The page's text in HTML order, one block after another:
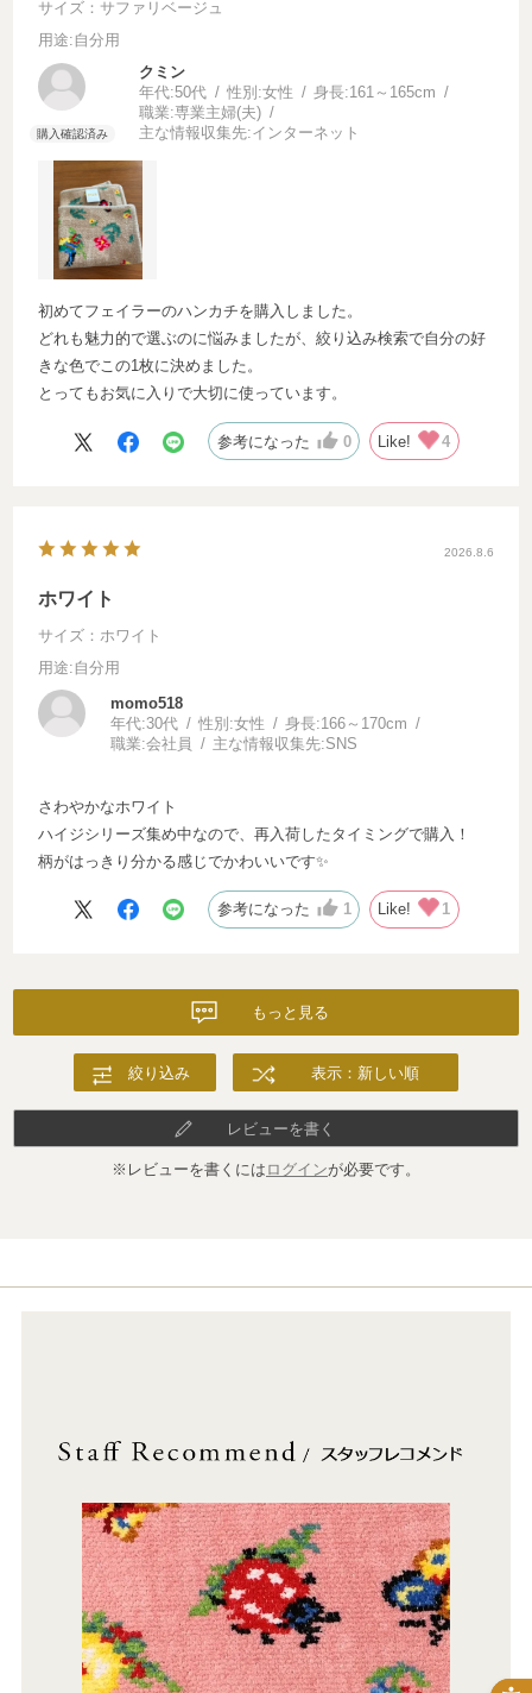
サイズ：サファリベージュ
用途:自分用
クミン
年代:50代 性別:女性 身長:161～165cm
職業:専業主婦(夫)
主な情報収集先:インターネット
初めてフェイラーのハンカチを購入しました。
どれも魅力的で選ぶのに悩みましたが、絞り込み検索で自分の好
きな色でこの1枚に決めました。
とってもお気に入りで大切に使っています。
参考になった 0 Like! 4
2026.8.6
ホワイト
サイズ：ホワイト
用途:自分用
momo518
年代:30代 性別:女性 身長:166～170cm
職業:会社員 主な情報収集先:SNS
さわやかなホワイト
ハイジシリーズ集め中なので、再入荷したタイミングで購入！
柄がはっきり分かる感じでかわいいです✨️
参考になった 1 Like! 1
もっと見る
絞り込み 表示：新しい順
レビューを書く
※レビューを書くには ログインが必要です。